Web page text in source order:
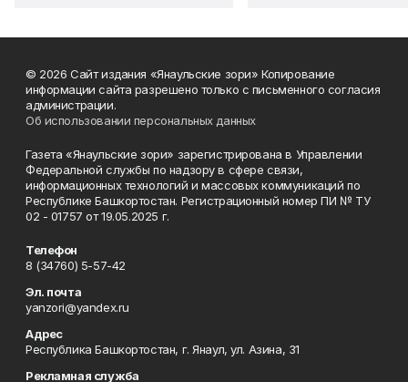
© 2026 Сайт издания «Янаульские зори» Копирование
информации сайта разрешено только с письменного согласия
администрации.
Об использовании персональных данных
Газета «Янаульские зори» зарегистрирована в Управлении
Федеральной службы по надзору в сфере связи,
информационных технологий и массовых коммуникаций по
Республике Башкортостан. Регистрационный номер ПИ № ТУ
02 - 01757 от 19.05.2025 г.
Телефон
8 (34760) 5-57-42
Эл. почта
yanzori@yandex.ru
Адрес
Республика Башкортостан, г. Янаул, ул. Азина, 31
Рекламная служба